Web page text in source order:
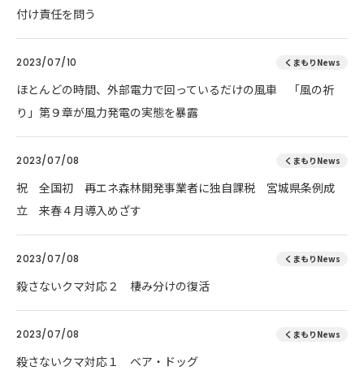
付け責任を問う
2023/07/10 くまもりNews
ほとんどの時間、外部電力で回っているだけの風車 「風の祈
り」第９章が風力発電の実態を暴露
2023/07/08 くまもりNews
祝 全国初 再エネ森林開発事業者に独自課税 宮城県条例成
立 来春４月導入めざす
2023/07/08 くまもりNews
殺さないクマ対応２ 棲み分けの復活
2023/07/08 くまもりNews
殺さないクマ対応１ ベア・ドッグ